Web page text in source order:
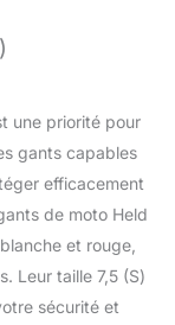
une priorité pour
gants capables
efficacement
de moto Held
et rouge,
Leur taille 7,5 (S)
sécurité et